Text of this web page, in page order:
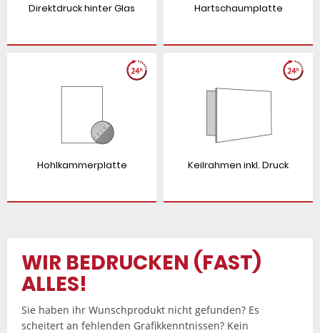
Direktdruck hinter Glas Hartschaumplatte
Hohlkammerplatte Keilrahmen inkl. Druck
WIR BEDRUCKEN (FAST)
ALLES!
Sie haben ihr Wunschprodukt nicht gefunden? Es
scheitert an fehlenden Grafikkenntnissen? Kein